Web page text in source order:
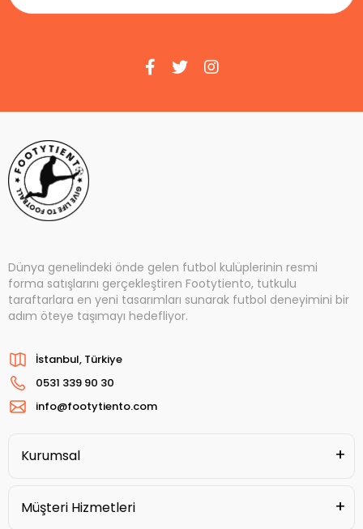
Dünya genelindeki önde gelen futbol kulüplerinin resmi
forma satışlarını gerçekleştiren Footytiento, tutkulu
taraftarlara en yeni tasarımları sunarak futbol deneyimini bir
adım öteye taşımayı hedefliyor.
İstanbul, Türkiye
0531 339 90 30
info@footytiento.com
Kurumsal
Müşteri Hizmetleri